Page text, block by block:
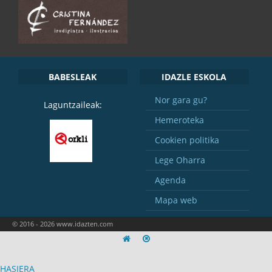
BABESLEAK
Laguntzaileak:
IDAZLE ESKOLA
Nor gara gu?
Hemeroteka
Cookien politika
Lege Oharra
Agenda
Mapa web
© 2016 - 2026 www.idazten.com
HASIERA